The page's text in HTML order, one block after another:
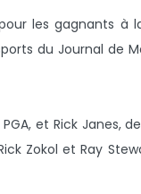
les gagnants
du Journal de
et Rick
Zokol et Ray